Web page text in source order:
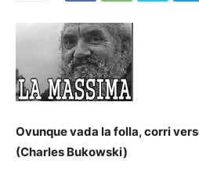
Ovunque vada la folla, corri
(Charles Bukowski)